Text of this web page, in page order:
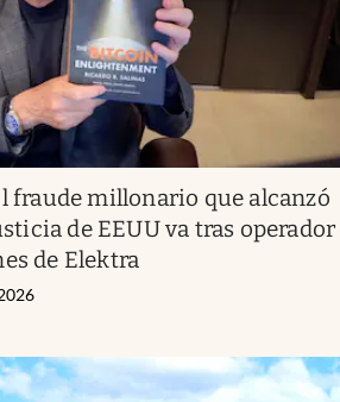
fraude millonario que alcanzó
de EEUU va tras operador
de Elektra